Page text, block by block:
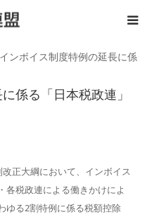
インボイス制度特例の延長に係
係る「日本税政連」
正大綱において、インボイス
各税政連による働きかけによ
ゆる2割特例に係る税額控除